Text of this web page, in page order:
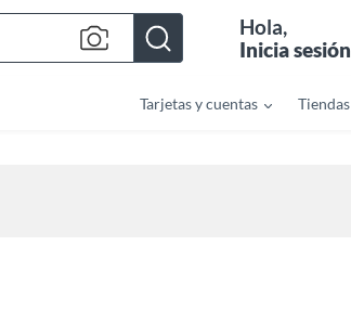
Hola,
Inicia sesión
Tarjetas y cuentas Tiendas